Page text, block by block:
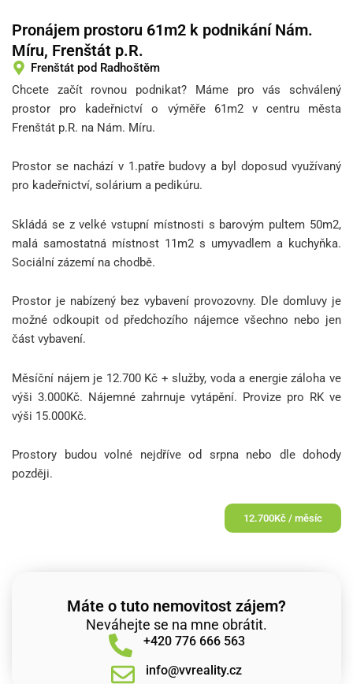
Pronájem prostoru 61m2 k podnikání Nám.
Míru, Frenštát p.R.
Frenštát pod Radhoštěm
Chcete začít rovnou podnikat? Máme pro vás schválený
prostor pro kadeřnictví o výměře 61m2 v centru města
Frenštát p.R. na Nám. Míru.
Prostor se nachází v 1.patře budovy a byl doposud využívaný
pro kadeřnictví, solárium a pedikúru.
Skládá se z velké vstupní místnosti s barovým pultem 50m2,
malá samostatná místnost 11m2 s umyvadlem a kuchyňka.
Sociální zázemí na chodbě.
Prostor je nabízený bez vybavení provozovny. Dle domluvy je
možné odkoupit od předchozího nájemce všechno nebo jen
část vybavení.
Měsíční nájem je 12.700 Kč + služby, voda a energie záloha ve
výši 3.000Kč. Nájemné zahrnuje vytápění. Provize pro RK ve
výši 15.000Kč.
Prostory budou volné nejdříve od srpna nebo dle dohody
později.
12.700Kč / měsíc
Máte o tuto nemovitost zájem?
Neváhejte se na mne obrátit.
+420 776 666 563
info@vvreality.cz